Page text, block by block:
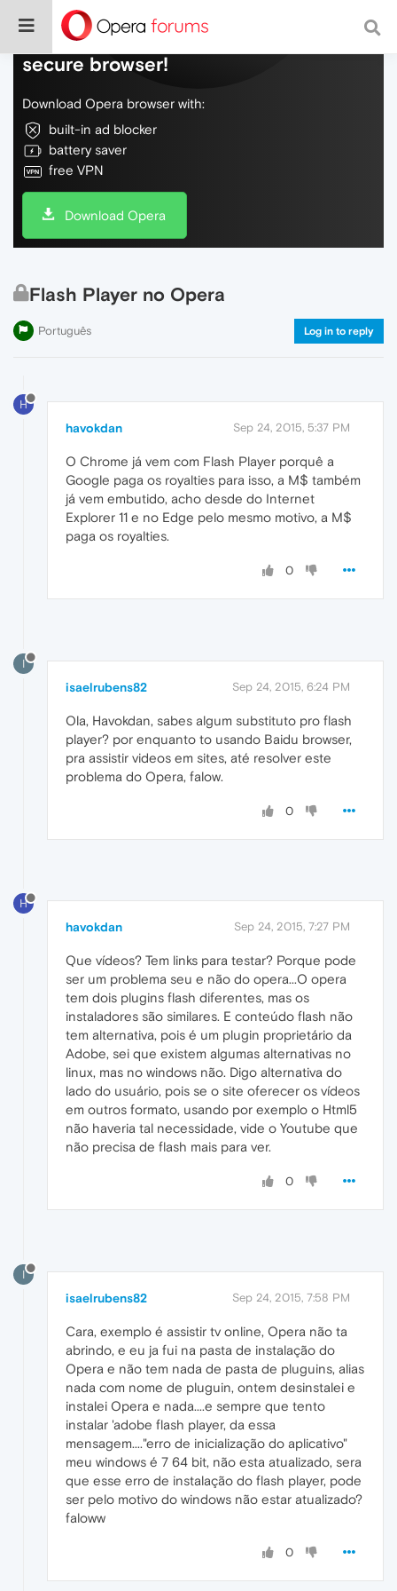
Do more on the web, with a fast and
secure browser!
Download Opera browser with:
built-in ad blocker
battery saver
free VPN
Download Opera
Flash Player no Opera
Português Log in to reply
H
havokdan Sep 24, 2015, 5:37 PM
O Chrome já vem com Flash Player porquê a
Google paga os royalties para isso, a M$ também
já vem embutido, acho desde do Internet
Explorer 11 e no Edge pelo mesmo motivo, a M$
paga os royalties.
0
I
isaelrubens82 Sep 24, 2015, 6:24 PM
Ola, Havokdan, sabes algum substituto pro flash
player? por enquanto to usando Baidu browser,
pra assistir videos em sites, até resolver este
problema do Opera, falow.
0
H
havokdan Sep 24, 2015, 7:27 PM
Que vídeos? Tem links para testar? Porque pode
ser um problema seu e não do opera...O opera
tem dois plugins flash diferentes, mas os
instaladores são similares. E conteúdo flash não
tem alternativa, pois é um plugin proprietário da
Adobe, sei que existem algumas alternativas no
linux, mas no windows não. Digo alternativa do
lado do usuário, pois se o site oferecer os vídeos
em outros formato, usando por exemplo o Html5
não haveria tal necessidade, vide o Youtube que
não precisa de flash mais para ver.
0
I
isaelrubens82 Sep 24, 2015, 7:58 PM
Cara, exemplo é assistir tv online, Opera não ta
abrindo, e eu ja fui na pasta de instalação do
Opera e não tem nada de pasta de pluguins, alias
nada com nome de pluguin, ontem desinstalei e
instalei Opera e nada....e sempre que tento
instalar 'adobe flash player, da essa
mensagem...."erro de inicialização do aplicativo"
meu windows é 7 64 bit, não esta atualizado, sera
que esse erro de instalação do flash player, pode
ser pelo motivo do windows não estar atualizado?
faloww
0